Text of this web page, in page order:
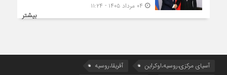
بیشتر
آسیای مرکزی،روسیه،اوکراین
آفریقا،روسیه